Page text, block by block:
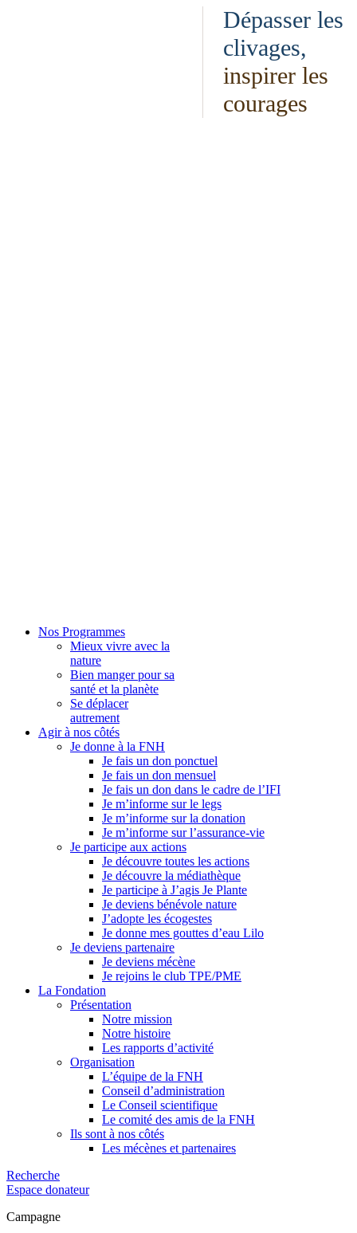
Dépasser les
clivages,
inspirer les
courages
Nos Programmes
Mieux vivre avec la
nature
Bien manger pour sa
santé et la planète
Se déplacer
autrement
Agir à nos côtés
Je donne à la FNH
Je fais un don ponctuel
Je fais un don mensuel
Je fais un don dans le cadre de l’IFI
Je m’informe sur le legs
Je m’informe sur la donation
Je m’informe sur l’assurance-vie
Je participe aux actions
Je découvre toutes les actions
Je découvre la médiathèque
Je participe à J’agis Je Plante
Je deviens bénévole nature
J’adopte les écogestes
Je donne mes gouttes d’eau Lilo
Je deviens partenaire
Je deviens mécène
Je rejoins le club TPE/PME
La Fondation
Présentation
Notre mission
Notre histoire
Les rapports d’activité
Organisation
L’équipe de la FNH
Conseil d’administration
Le Conseil scientifique
Le comité des amis de la FNH
Ils sont à nos côtés
Les mécènes et partenaires
Recherche
Espace donateur
Campagne